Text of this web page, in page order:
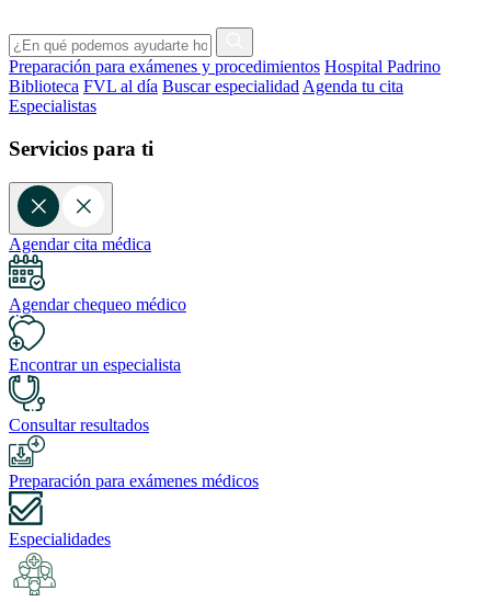
Preparación para exámenes y procedimientos Hospital Padrino
Biblioteca FVL al día Buscar especialidad Agenda tu cita
Especialistas
Servicios para ti
Agendar cita médica
Agendar chequeo médico
Encontrar un especialista
Consultar resultados
Preparación para exámenes médicos
Especialidades